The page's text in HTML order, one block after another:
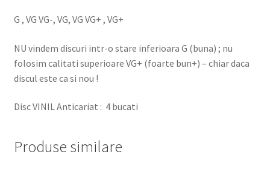
G , VG VG-, VG, VG VG+ , VG+
NU vindem discuri intr-o stare inferioara G (buna) ; nu
folosim calitati superioare VG+ (foarte bun+) – chiar daca
discul este ca si nou !
Disc VINIL Anticariat : 4 bucati
Produse similare